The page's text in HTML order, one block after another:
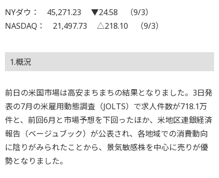
NYダウ： 45,271.23 ▼24.58 （9/3）
NASDAQ： 21,497.73 △218.10 （9/3）
1.概況
前日の米国市場は高安まちまちの結果となりました。3日発
表の7月の米雇用動態調査（JOLTS）で求人件数が718.1万
件と、前回6月と市場予想を下回ったほか、米地区連銀経済
報告（ベージュブック）が公表され、各地域での消費動向
に陰りがみられたことから、景気敏感株を中心に売りが優
勢となりました。